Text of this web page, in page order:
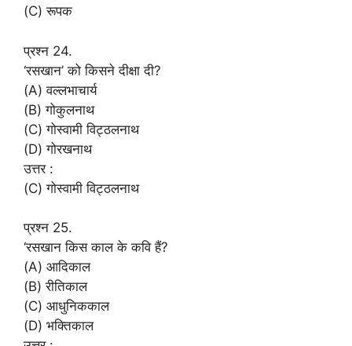
(C) रूपक
प्रश्न 24.
‘रसखान’ को किसने दीक्षा दी?
(A) वल्लभाचार्य
(B) गोकुलनाथ
(C) गोस्वामी विट्ठलनाथ
(D) गोरखनाथ
उत्तर :
(C) गोस्वामी विट्ठलनाथ
प्रश्न 25.
‘रसखान किस काल के कवि हैं?
(A) आदिकाल
(B) रीतिकाल
(C) आधुनिककाल
(D) भक्तिकाल